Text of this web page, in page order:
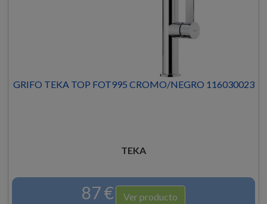
GRIFO TEKA TOP FOT995 CROMO/NEGRO 116030023
TEKA
87 € Ver producto